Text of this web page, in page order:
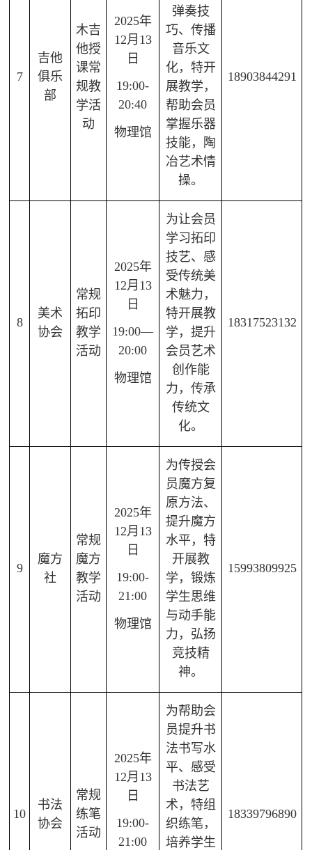
7
吉他
俱乐
部
木吉
他授
课常
规教
学活
动
2025年
12月13
日
19:00-
20:40
物理馆
弹奏技
巧、传播
音乐文
化，特开
展教学，
帮助会员
掌握乐器
技能，陶
冶艺术情
操。
18903844291
8
美术
协会
常规
拓印
教学
活动
2025年
12月13
日
19:00—
20:00
物理馆
为让会员
学习拓印
技艺、感
受传统美
术魅力，
特开展教
学，提升
会员艺术
创作能
力，传承
传统文
化。
18317523132
9
魔方
社
常规
魔方
教学
活动
2025年
12月13
日
19:00-
21:00
物理馆
为传授会
员魔方复
原方法、
提升魔方
水平，特
开展教
学，锻炼
学生思维
与动手能
力，弘扬
竞技精
神。
15993809925
10
书法
协会
常规
练笔
活动
2025年
12月13
日
19:00-
21:00
为帮助会
员提升书
法书写水
平、感受
书法艺
术，特组
织练笔，
培养学生
18339796890